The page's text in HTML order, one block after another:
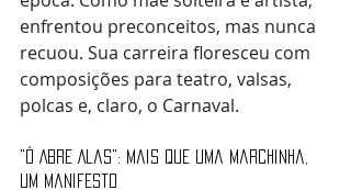
enfrentou preconceitos, mas nunca
recuou. Sua carreira floresceu com
composições para teatro, valsas,
polcas e, claro, o Carnaval.
"Ó Abre Alas": Mais que uma Marchinha,
um Manifesto